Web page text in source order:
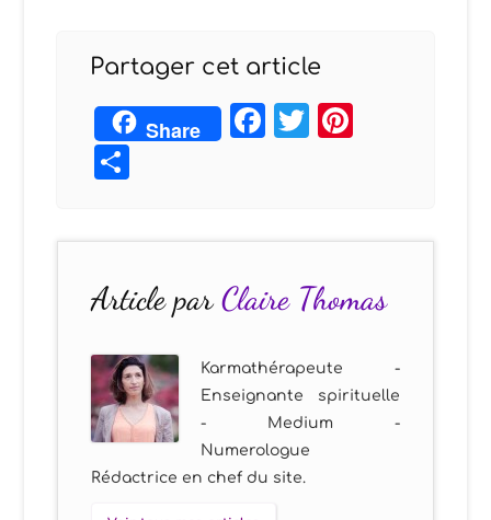
Partager cet article
Share Facebook
Twitter
Article parClaire Thomas
Karmathérapeute -
Enseignante spirituelle
- Medium -
Numerologue
Rédactrice en chef du site.